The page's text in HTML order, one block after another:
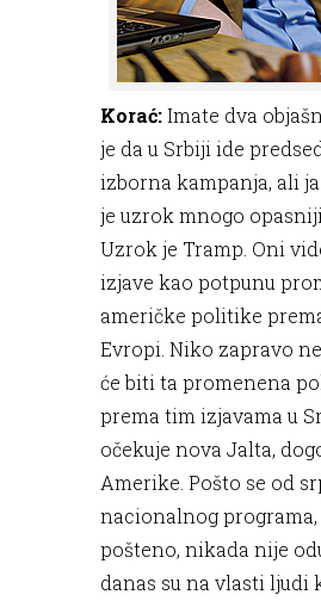
Korać:Imate dva
je da u Srbiji ide
izborna kampanja, ali
je uzrok mnogo
Uzrok je Tramp. Oni
izjave kao potpunu
američke politike
Evropi. Niko zapravo
će biti ta promenena
prema tim izjavama u
očekuje nova Jalta,
Amerike. Pošto se od
nacionalnog programa,
pošteno, nikada nije
danas su na vlasti ljudi